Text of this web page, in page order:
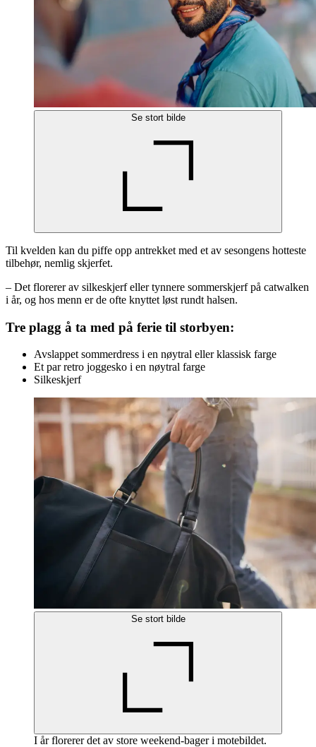
Se stort bilde
Til kvelden kan du piffe opp antrekket med et av sesongens hotteste
tilbehør, nemlig skjerfet.
– Det florerer av silkeskjerf eller tynnere sommerskjerf på catwalken
i år, og hos menn er de ofte knyttet løst rundt halsen.
Tre plagg å ta med på ferie til storbyen:
Avslappet sommerdress i en nøytral eller klassisk farge
Et par retro joggesko i en nøytral farge
Silkeskjerf
Se stort bilde
I år florerer det av store weekend-bager i motebildet.